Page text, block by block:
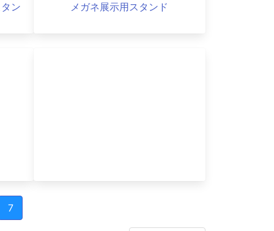
ン
メガネ展示用スタンド
7